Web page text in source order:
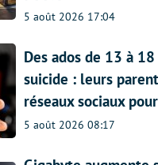
5 août 2026 17:04
Des ados de 13 à
suicide : leurs
réseaux sociaux
5 août 2026 08:17